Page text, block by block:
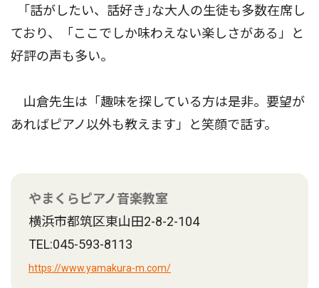
｢話がしたい、話好き｣な大人の生徒も多数在席し
ており、「ここでしか味わえない楽しさがある」と
好評の声も多い。
山倉先生は「趣味を探している方は是非。要望が
あればピアノ以外も教えます」と笑顔で話す。
やまくらピアノ音楽教室
横浜市都筑区東山田2-8-2-104
TEL:045-593-8113
https://www.yamakura-m.com/